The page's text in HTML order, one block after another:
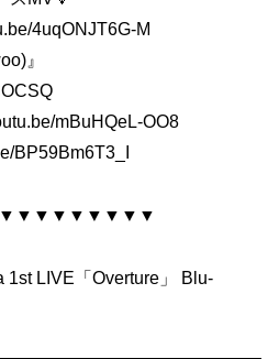
4uqONJT6G-M
』
mBuHQeL-OO8
BP59Bm6T3_I
1st LIVE「Overture」 Blu-